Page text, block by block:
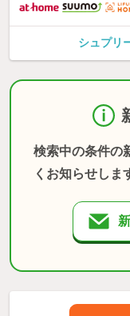
シュプリ
検索中の条件の
くお知らせしま